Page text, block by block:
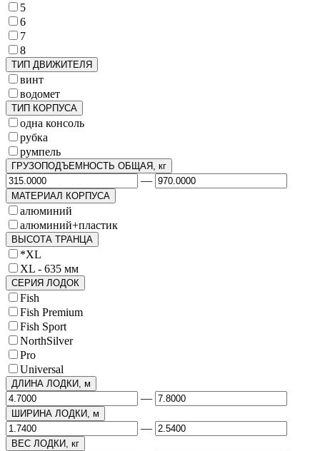
5
6
7
8
ТИП ДВИЖИТЕЛЯ
винт
водомет
ТИП КОРПУСА
одна консоль
рубка
румпель
ГРУЗОПОДЪЕМНОСТЬ ОБЩАЯ, кг
—
МАТЕРИАЛ КОРПУСА
алюминий
алюминий+пластик
ВЫСОТА ТРАНЦА
*XL
XL - 635 мм
СЕРИЯ ЛОДОК
Fish
Fish Premium
Fish Sport
NorthSilver
Pro
Universal
ДЛИНА ЛОДКИ, м
—
ШИРИНА ЛОДКИ, м
—
ВЕС ЛОДКИ, кг